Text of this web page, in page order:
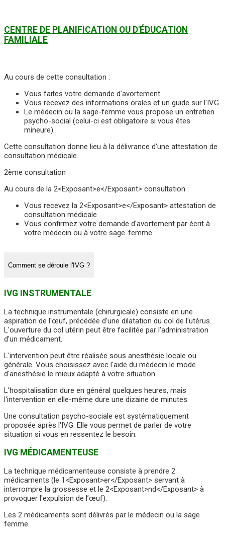
CENTRE DE PLANIFICATION OU D'ÉDUCATION
FAMILIALE
Au cours de cette consultation :
Vous faites votre demande d'avortement
Vous recevez des informations orales et un guide sur l'IVG
Le médecin ou la sage-femme vous propose un entretien
psycho-social (celui-ci est obligatoire si vous êtes
mineure).
Cette consultation donne lieu à la délivrance d'une attestation de
consultation médicale.
2ème consultation
Au cours de la 2<Exposant>e</Exposant> consultation :
Vous recevez la 2<Exposant>e</Exposant> attestation de
consultation médicale
Vous confirmez votre demande d'avortement par écrit à
votre médecin ou à votre sage-femme.
Comment se déroule l'IVG ?
IVG INSTRUMENTALE
La technique instrumentale (chirurgicale) consiste en une
aspiration de l'œuf, précédée d'une dilatation du col de l'utérus.
L'ouverture du col utérin peut être facilitée par l'administration
d'un médicament.
L'intervention peut être réalisée sous anesthésie locale ou
générale. Vous choisissez avec l'aide du médecin le mode
d'anesthésie le mieux adapté à votre situation.
L'hospitalisation dure en général quelques heures, mais
l'intervention en elle-même dure une dizaine de minutes.
Une consultation psycho-sociale est systématiquement
proposée après l'IVG. Elle vous permet de parler de votre
situation si vous en ressentez le besoin.
IVG MÉDICAMENTEUSE
La technique médicamenteuse consiste à prendre 2
médicaments (le 1<Exposant>er</Exposant> servant à
interrompre la grossesse et le 2<Exposant>nd</Exposant> à
provoquer l'expulsion de l’œuf).
Les 2 médicaments sont délivrés par le médecin ou la sage
femme.